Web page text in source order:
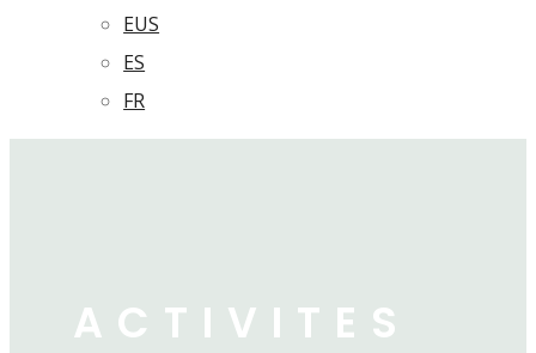
EUS
ES
FR
ACTIVITES